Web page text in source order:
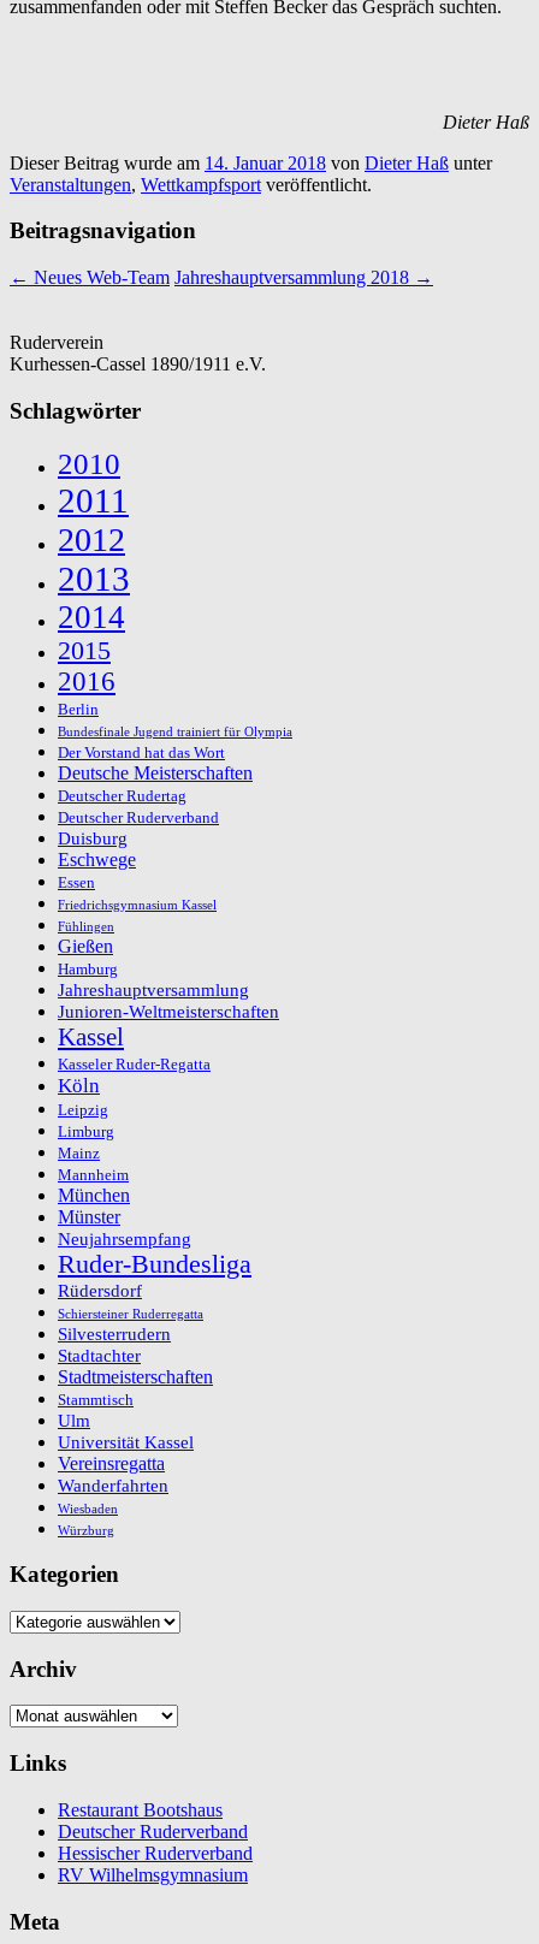
zusammenfanden oder mit Steffen Becker das Gespräch suchten.
Dieter Haß
Dieser Beitrag wurde am 14. Januar 2018 von Dieter Haß unter
Veranstaltungen, Wettkampfsport veröffentlicht.
Beitragsnavigation
← Neues Web-Team Jahreshauptversammlung 2018 →
Ruderverein
Kurhessen-Cassel 1890/1911 e.V.
Schlagwörter
2010
2011
2012
2013
2014
2015
2016
Berlin
Bundesfinale Jugend trainiert für Olympia
Der Vorstand hat das Wort
Deutsche Meisterschaften
Deutscher Rudertag
Deutscher Ruderverband
Duisburg
Eschwege
Essen
Friedrichsgymnasium Kassel
Fühlingen
Gießen
Hamburg
Jahreshauptversammlung
Junioren-Weltmeisterschaften
Kassel
Kasseler Ruder-Regatta
Köln
Leipzig
Limburg
Mainz
Mannheim
München
Münster
Neujahrsempfang
Ruder-Bundesliga
Rüdersdorf
Schiersteiner Ruderregatta
Silvesterrudern
Stadtachter
Stadtmeisterschaften
Stammtisch
Ulm
Universität Kassel
Vereinsregatta
Wanderfahrten
Wiesbaden
Würzburg
Kategorien
Kategorien
Archiv
Archiv
Links
Restaurant Bootshaus
Deutscher Ruderverband
Hessischer Ruderverband
RV Wilhelmsgymnasium
Meta